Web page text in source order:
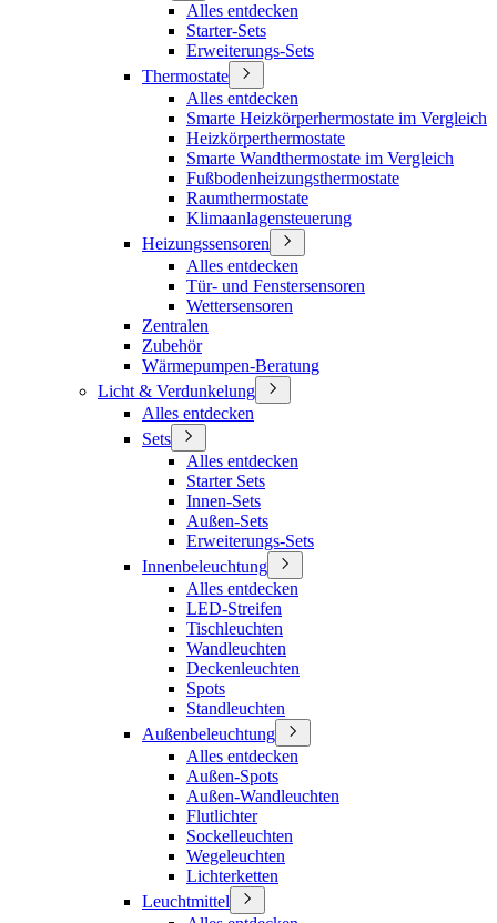
Alles entdecken
Starter-Sets
Erweiterungs-Sets
Thermostate
Alles entdecken
Smarte Heizkörperhermostate im Vergleich
Heizkörperthermostate
Smarte Wandthermostate im Vergleich
Fußbodenheizungsthermostate
Raumthermostate
Klimaanlagensteuerung
Heizungssensoren
Alles entdecken
Tür- und Fenstersensoren
Wettersensoren
Zentralen
Zubehör
Wärmepumpen-Beratung
Licht & Verdunkelung
Alles entdecken
Sets
Alles entdecken
Starter Sets
Innen-Sets
Außen-Sets
Erweiterungs-Sets
Innenbeleuchtung
Alles entdecken
LED-Streifen
Tischleuchten
Wandleuchten
Deckenleuchten
Spots
Standleuchten
Außenbeleuchtung
Alles entdecken
Außen-Spots
Außen-Wandleuchten
Flutlichter
Sockelleuchten
Wegeleuchten
Lichterketten
Leuchtmittel